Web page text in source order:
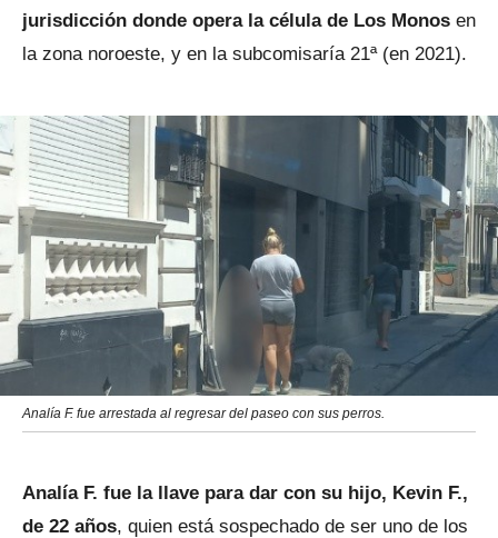
jurisdicción donde opera la célula de Los Monos en
la zona noroeste, y en la subcomisaría 21ª (en 2021).
Analía F. fue arrestada al regresar del paseo con sus perros.
Analía F. fue la llave para dar con su hijo, Kevin F.,
de 22 años, quien está sospechado de ser uno de los